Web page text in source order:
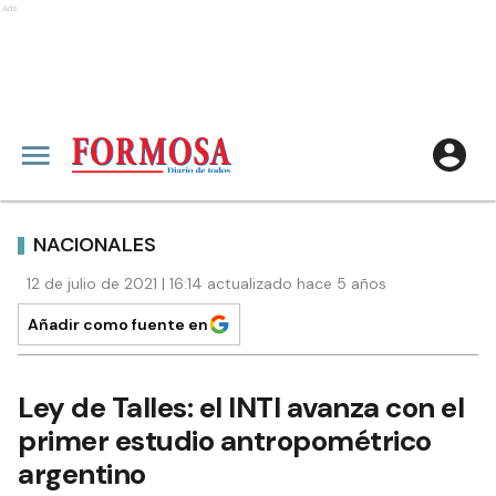
Ads
NACIONALES
12 de julio de 2021 | 16:14 actualizado hace 5 años
Añadir como fuente en
Ley de Talles: el INTI avanza con el
primer estudio antropométrico
argentino